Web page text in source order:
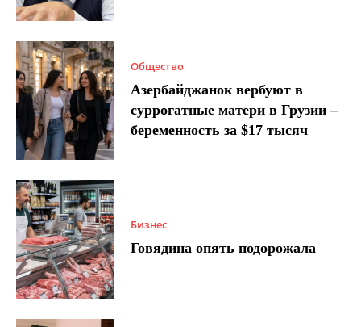
Общество
Азербайджанок вербуют в
суррогатные матери в Грузии –
беременность за $17 тысяч
Бизнес
Говядина опять подорожала